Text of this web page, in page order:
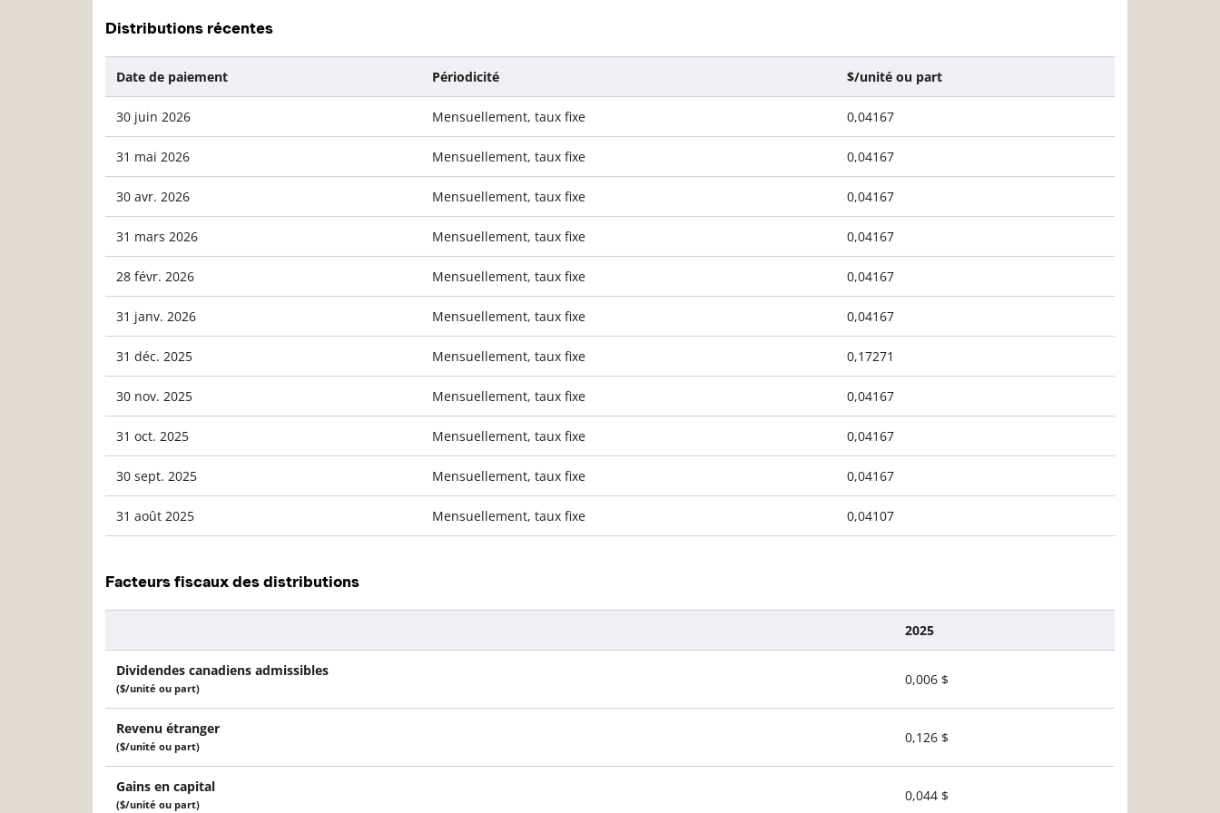
Distributions récentes
Date de paiement Périodicité $/unité ou part
30 juin 2026 Mensuellement, taux fixe 0,04167
31 mai 2026 Mensuellement, taux fixe 0,04167
30 avr. 2026 Mensuellement, taux fixe 0,04167
31 mars 2026 Mensuellement, taux fixe 0,04167
28 févr. 2026 Mensuellement, taux fixe 0,04167
31 janv. 2026 Mensuellement, taux fixe 0,04167
31 déc. 2025 Mensuellement, taux fixe 0,17271
30 nov. 2025 Mensuellement, taux fixe 0,04167
31 oct. 2025 Mensuellement, taux fixe 0,04167
30 sept. 2025 Mensuellement, taux fixe 0,04167
31 août 2025 Mensuellement, taux fixe 0,04107
Facteurs fiscaux des distributions
2025
Dividendes canadiens admissibles
($/unité ou part)
0,006 $
Revenu étranger
($/unité ou part)
0,126 $
Gains en capital
($/unité ou part)
0,044 $